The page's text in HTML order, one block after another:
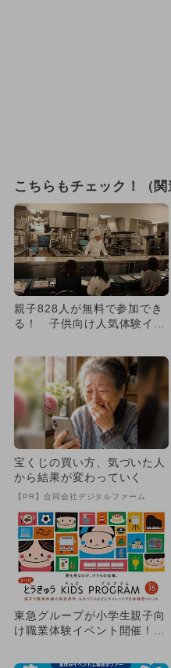
こちらもチェック！（関
親子828人が無料で参加でき
る！ 子供向け人気体験イベ
宝くじの買い方、気づいた人
から結果が変わっていく
【PR】合同会社デジタルファーム
東急グループが小学生親子向
け職業体験イベント開催！運